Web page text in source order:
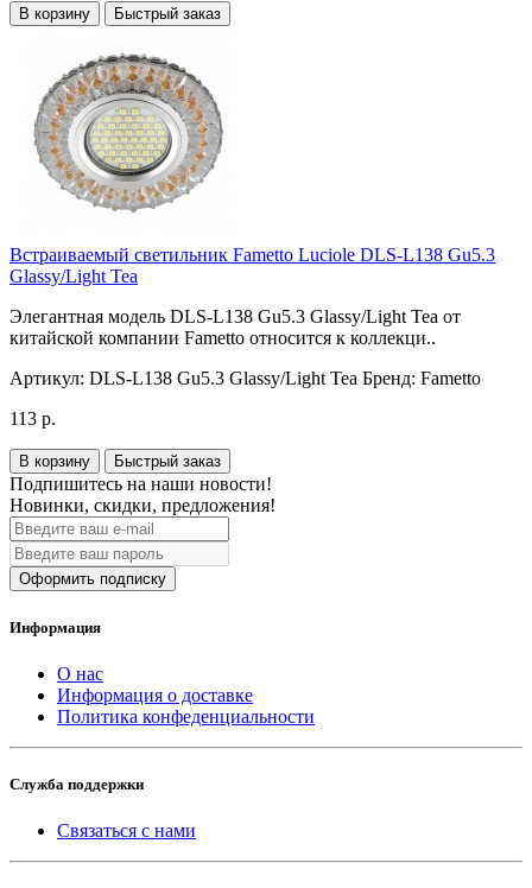
В корзину Быстрый заказ
Встраиваемый светильник Fametto Luciole DLS-L138 Gu5.3
Glassy/Light Tea
Элегантная модель DLS-L138 Gu5.3 Glassy/Light Tea от
китайской компании Fametto относится к коллекци..
Артикул: DLS-L138 Gu5.3 Glassy/Light Tea Бренд: Fametto
113 р.
В корзину Быстрый заказ
Подпишитесь на наши новости!
Новинки, скидки, предложения!
Оформить подписку
Информация
О нас
Информация о доставке
Политика конфеденциальности
Служба поддержки
Связаться с нами